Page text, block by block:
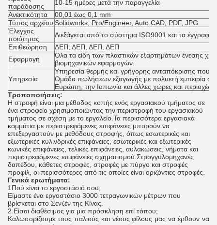
παράδοσης
10-15 ημέρες μετά την παραγγελία
Ανεκτικότητα
00,01 έως 0,1 mm·
Τύπος αρχείου Solidworks, Pro/Engineer, Auto CAD, PDF, JPG
Έλεγχος
ποιότητας
Διεξάγεται από το σύστημα ISO9001 και τα έγγραφα
Επιθεώρηση
ΔΕΠ, ΔΕΠ, ΔΕΠ, ΔΕΠ
Εφαρμογή
Όλα τα είδη των πλαστικών εξαρτημάτων ένεσης
βιομηχανικών εφαρμογών.
Υπηρεσία
Υπηρεσία θερμής και γρήγορης ανταπόκρισης που
Ομάδα πωλήσεων εξαγωγής με πολυετή εμπειρία
Ευρώπη, την Ιαπωνία και άλλες χώρες και περιοχές.
Τροποποιήσεις:
Η στροφή είναι μια μέθοδος κοπής ενός εργασιακού τμήματος σε
ένα στροφείο χρησιμοποιώντας την περιστροφή του εργασιακού
τμήματος σε σχέση με το εργαλείο.Τα περισσότερα εργασιακά
κομμάτια με περιστρεφόμενες επιφάνειες μπορούν να
επεξεργαστούν με μεθόδους στροφής, όπως εσωτερικές και
εξωτερικές κυλινδρικές επιφάνειες, εσωτερικές και εξωτερικές
κωνικές επιφάνειες, τελικές επιφάνειες, αυλακώσεις, νήματα και
περιστρεφόμενες επιφάνειες σχηματισμού.Στρογγυλομηχανές
δαπέδου, κάθετες στροφές, στροφές με πύργο και στροφές
προφίλ, οι περισσότερες από τις οποίες είναι οριζόντιες στροφές.
Γενικά ερωτήματα:
1Πού είναι το εργοστάσιό σου;
Είμαστε ένα εργοστάσιο 3000 τετραγωνικών μέτρων που
βρίσκεται στο Σενζέν της Κίνας.
2. Είσαι διαθέσιμος για μια πρόσκληση επί τόπου;
Καλωσορίζουμε τους παλιούς και νέους φίλους μας να έρθουν να